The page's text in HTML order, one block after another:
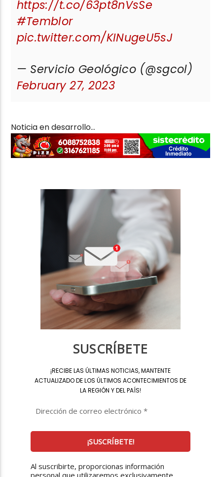
https://t.co/63pt8nVsSe
#Temblor
pic.twitter.com/KINugeU5sJ
— Servicio Geológico (@sgcol)
February 27, 2023
Noticia en desarrollo…
SUSCRÍBETE
¡RECIBE LAS ÚLTIMAS NOTICIAS, MANTENTE
ACTUALIZADO DE LOS ÚLTIMOS ACONTECIMIENTOS DE
LA REGIÓN Y DEL PAÍS!
Al suscribirte, proporcionas información
personal que utilizaremos exclusivamente